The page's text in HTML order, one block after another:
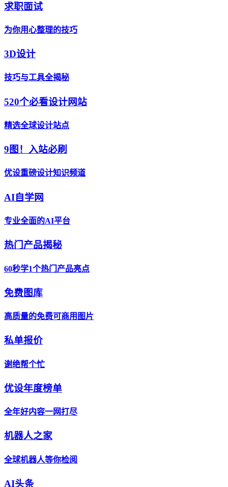
求职面试
为你用心整理的技巧
3D设计
技巧与工具全揭秘
520个必看设计网站
精选全球设计站点
9图！入站必刷
优设重磅设计知识频道
AI自学网
专业全面的AI平台
热门产品揭秘
60秒学1个热门产品亮点
免费图库
高质量的免费可商用图片
私单报价
谢绝帮个忙
优设年度榜单
全年好内容一网打尽
机器人之家
全球机器人等你检阅
AI头条